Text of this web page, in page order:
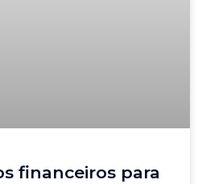
financeiros para